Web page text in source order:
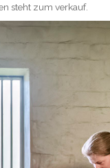
steht zum verkauf.